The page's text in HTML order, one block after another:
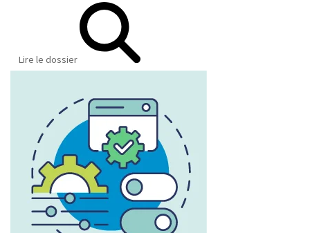
Lire le dossier